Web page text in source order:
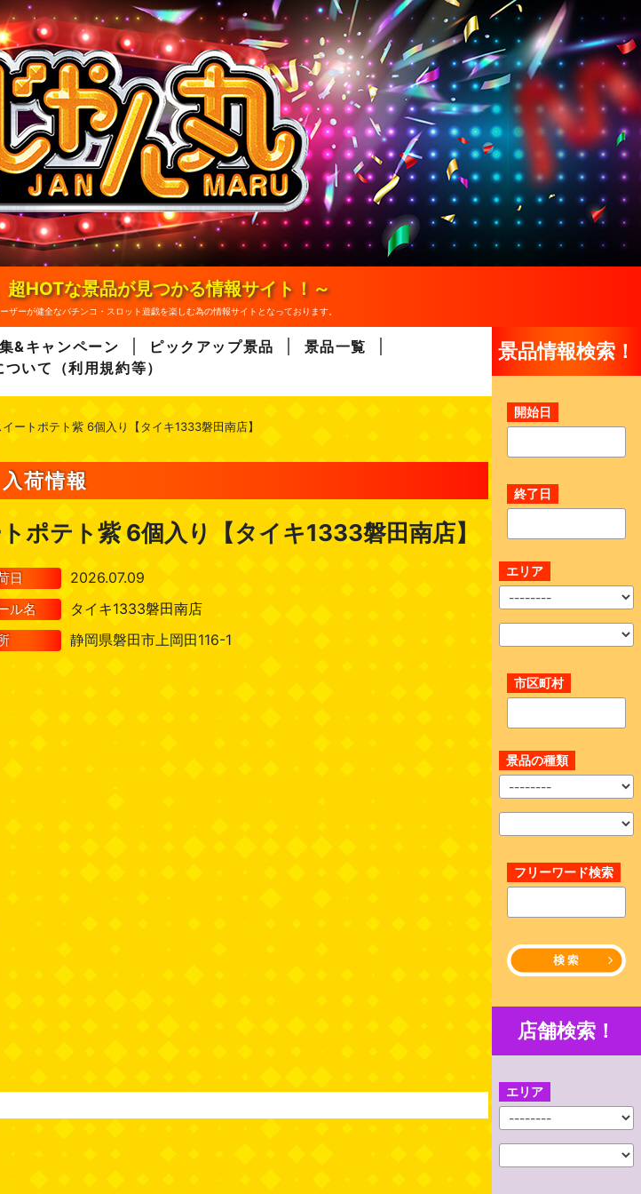
超HOTな景品が見つかる情報サイト！～
ザーが健全なパチンコ・スロット遊戯を楽しむ為の情報サイトとなっております。
&キャンペーン ピックアップ景品
景品一覧
いて（利用規約等）
ートポテト紫 6個入り【タイキ1333磐田南店】
入荷情報
ポテト紫 6個入り【タイキ1333磐田南店】
日 2026.07.09
ル名 タイキ1333磐田南店
静岡県磐田市上岡田116-1
景品情報検索！
開始日
終了日
エリア
市区町村
景品の種類
フリーワード検索
店舗検索！
エリア